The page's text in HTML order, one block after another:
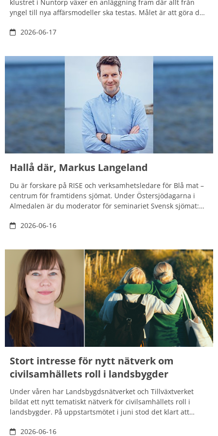
klustret i Nuntorp växer en anläggning fram där allt från
yngel till nya affärsmodeller ska testas. Målet är att göra det
fiskuppfödning och på sikt minska Sveriges beroende av
2026-06-17
Hallå där, Markus Langeland
Du är forskare på RISE och verksamhetsledare för Blå mat –
centrum för framtidens sjömat. Under Östersjödagarna i
Almedalen är du moderator för seminariet Svensk sjömat:
2026-06-16
Stort intresse för nytt nätverk om
civilsamhällets roll i landsbygder
Under våren har Landsbygdsnätverket och Tillväxtverket
bildat ett nytt tematiskt nätverk för civilsamhällets roll i
landsbygder. På uppstartsmötet i juni stod det klart att
det finns ett tydligt värde i att mötas över hela landet. –
2026-06-16